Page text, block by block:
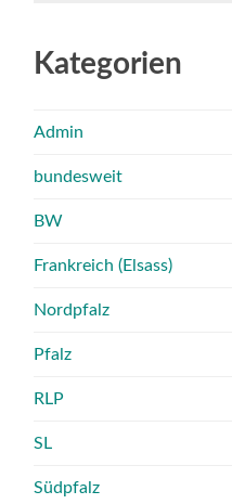
Kategorien
Admin
bundesweit
BW
Frankreich (Elsass)
Nordpfalz
Pfalz
RLP
SL
Südpfalz